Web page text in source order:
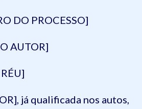
DO PROCESSO]
AUTOR]
já qualificada nos autos,